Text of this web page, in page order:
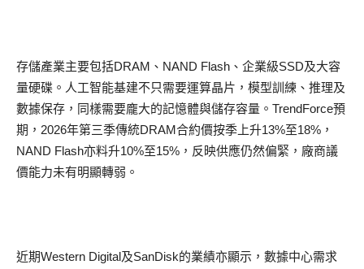
存儲產業主要包括DRAM、NAND Flash、企業級SSD及大容
量硬碟。人工智能基建不只需要運算晶片，模型訓練、推理及
數據保存，同樣需要龐大的記憶體與儲存容量。TrendForce預
期，2026年第三季傳統DRAM合約價按季上升13%至18%，
NAND Flash亦料升10%至15%，反映供應仍然偏緊，廠商議
價能力未有明顯轉弱。
近期Western Digital及SanDisk的業績亦顯示，數據中心需求